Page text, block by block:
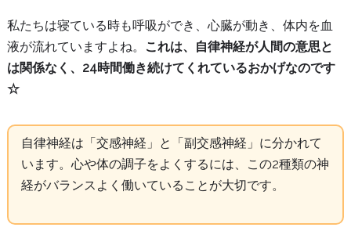
私たちは寝ている時も呼吸ができ、心臓が動き、体内を血
液が流れていますよね。
これは、自律神経が人間の意思と
は関係なく、24時間働き続けてくれているおかげなのです
☆
自律神経は「交感神経」と「副交感神経」に分かれて
います。心や体の調子をよくするには、この2種類の神
経がバランスよく働いていることが大切です。